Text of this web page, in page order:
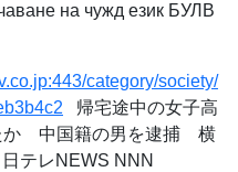
на чужд език БУЛВ
category/society/
帰宅途中の女子高
か 中国籍の男を逮捕 横
テレNEWS NNN